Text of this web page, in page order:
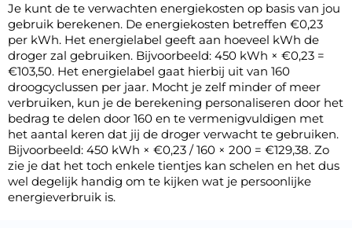
Je kunt de te verwachten energiekosten op basis van jou
gebruik berekenen. De energiekosten betreffen €0,23
per kWh. Het energielabel geeft aan hoeveel kWh de
droger zal gebruiken. Bijvoorbeeld: 450 kWh × €0,23 =
€103,50. Het energielabel gaat hierbij uit van 160
droogcyclussen per jaar. Mocht je zelf minder of meer
verbruiken, kun je de berekening personaliseren door het
bedrag te delen door 160 en te vermenigvuldigen met
het aantal keren dat jij de droger verwacht te gebruiken.
Bijvoorbeeld: 450 kWh × €0,23 / 160 × 200 = €129,38. Zo
zie je dat het toch enkele tientjes kan schelen en het dus
wel degelijk handig om te kijken wat je persoonlijke
energieverbruik is.